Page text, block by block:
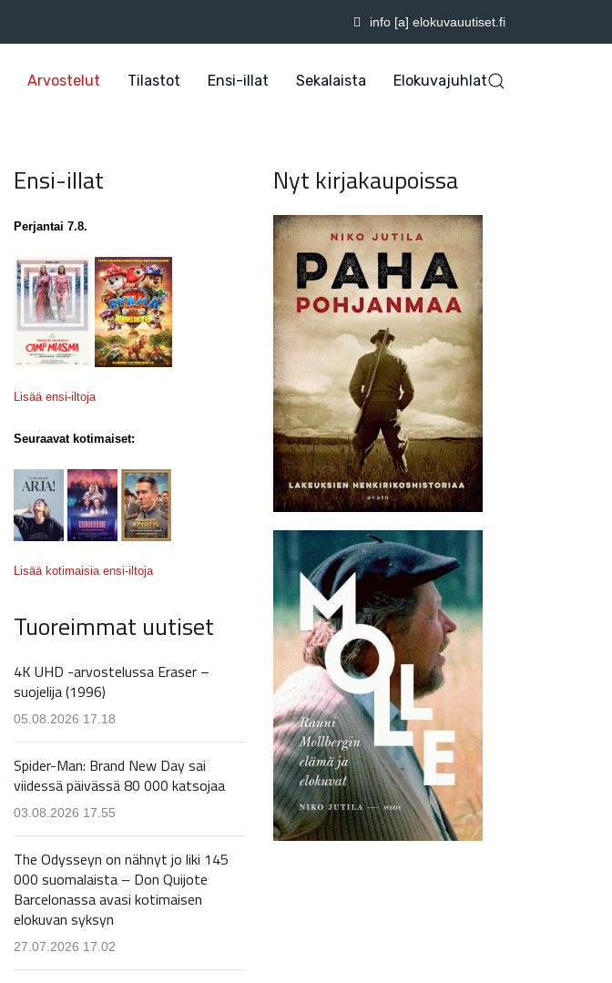
info [a] elokuvauutiset.fi
Arvostelut Tilastot Ensi-illat Sekalaista Elokuvajuhlat
Ensi-illat
Perjantai 7.8.
Lisää ensi-iltoja
Seuraavat kotimaiset:
Lisää kotimaisia ensi-iltoja
Tuoreimmat uutiset
4K UHD -arvostelussa Eraser –
suojelija (1996)
05.08.2026 17.18
Spider-Man: Brand New Day sai
viidessä päivässä 80 000 katsojaa
03.08.2026 17.55
The Odysseyn on nähnyt jo liki 145
000 suomalaista – Don Quijote
Barcelonassa avasi kotimaisen
elokuvan syksyn
27.07.2026 17.02
Nyt kirjakaupoissa